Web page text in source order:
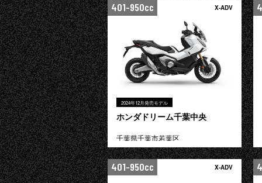
401-950cc X-ADV
2024年12月発売モデル
ホンダドリーム千葉中央
千葉県千葉市若葉区
401-950cc X-ADV